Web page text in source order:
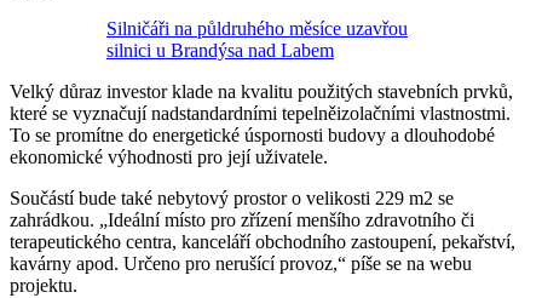
Silničáři na půldruhého měsíce uzavřou
silnici u Brandýsa nad Labem
Velký důraz investor klade na kvalitu použitých stavebních prvků,
které se vyznačují nadstandardními tepelněizolačními vlastnostmi.
To se promítne do energetické úspornosti budovy a dlouhodobé
ekonomické výhodnosti pro její uživatele.
Součástí bude také nebytový prostor o velikosti 229 m2 se
zahrádkou. „Ideální místo pro zřízení menšího zdravotního či
terapeutického centra, kanceláří obchodního zastoupení, pekařství,
kavárny apod. Určeno pro nerušící provoz,“ píše se na webu
projektu.